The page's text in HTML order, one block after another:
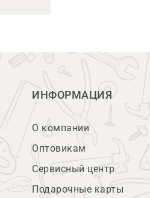
ИНФОРМАЦИЯ
О компании
Оптовикам
Сервисный центр
Подарочные карты